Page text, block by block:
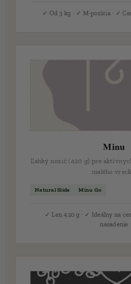
✓ Od 3 kg · ✓ M-pozícia · ✓
Minu
Ľahký nosič (420 g) pre
malého
Natural Slide Minu Go
✓ Len 420 g · ✓ Ideálny na
nasadenie